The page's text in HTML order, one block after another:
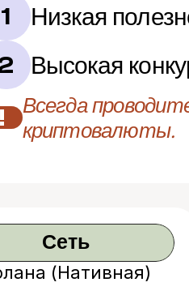
1 Низкая
Высокая
!
Всегда
криптовалюты.
Сеть
(Нативная)